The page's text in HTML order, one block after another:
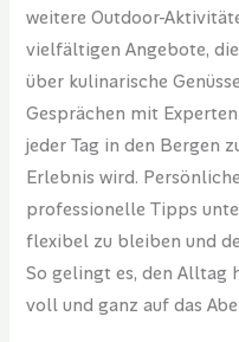
weitere Outdoor-
vielfältigen Angebote,
über kulinarische
Gesprächen mit
jeder Tag in den Bergen
Erlebnis wird.
professionelle Tipps
flexibel zu bleiben und
So gelingt es, den Alltag
voll und ganz auf das